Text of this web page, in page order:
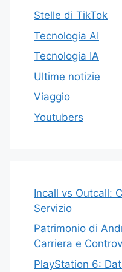
Stelle di TikTok
Tecnologia AI
Tecnologia IA
Ultime notizie
Viaggio
Youtubers
Incall vs Outcall:
Servizio
Patrimonio di
Carriera e
PlayStation 6: